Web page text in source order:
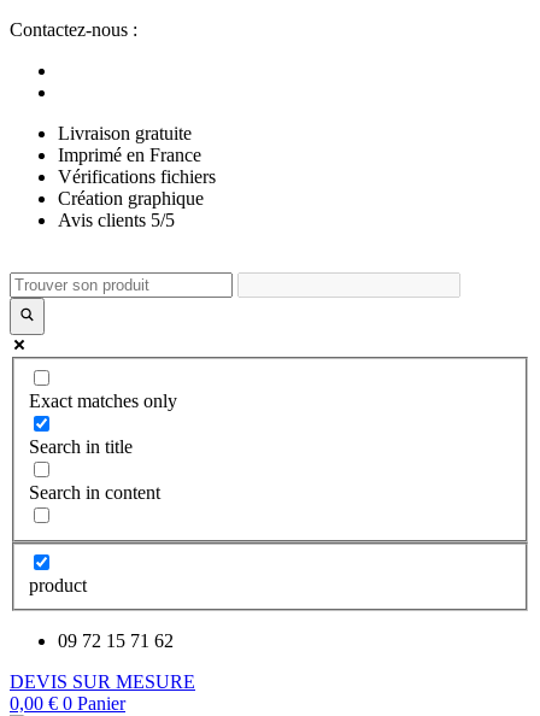
Aller
contenu
Contactez-nous :
Livraison gratuite
Imprimé en France
Vérifications fichiers
Création graphique
Avis clients 5/5
Exact matches only
Search in title
Search in content
product
09 72 15 71 62
DEVIS SUR MESURE
0,00 € 0 Panier